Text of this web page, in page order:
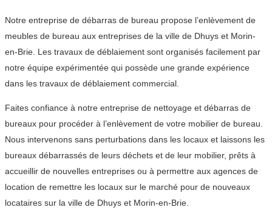
Notre entreprise de débarras de bureau propose l’enlèvement de
meubles de bureau aux entreprises de la ville de Dhuys et Morin-
en-Brie. Les travaux de déblaiement sont organisés facilement par
notre équipe expérimentée qui possède une grande expérience
dans les travaux de déblaiement commercial.
Faites confiance à notre entreprise de nettoyage et débarras de
bureaux pour procéder à l’enlèvement de votre mobilier de bureau.
Nous intervenons sans perturbations dans les locaux et laissons les
bureaux débarrassés de leurs déchets et de leur mobilier, prêts à
accueillir de nouvelles entreprises ou à permettre aux agences de
location de remettre les locaux sur le marché pour de nouveaux
locataires sur la ville de Dhuys et Morin-en-Brie.